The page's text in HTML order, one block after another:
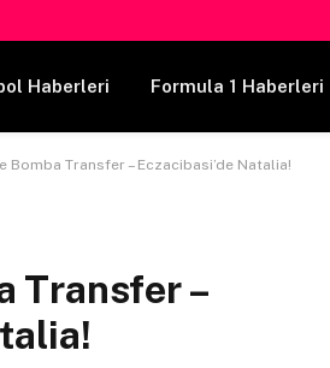
Haberleri Formula 1 Haberleri
Bomba Transfer – Eczacibasi’de Natalia!
Transfer –